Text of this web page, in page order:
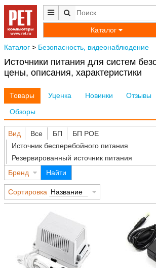
Каталог
Каталог > Безопасность, видеонаблюдение
Источники питания для систем
цены, описания, характеристики
Товары Уценка Новинки Отзывы
Обзоры
Вид Все БП
БП POE
Источник бесперебойного питания
Резервированный источник питания
Бренд
Найти
Сортировка Название